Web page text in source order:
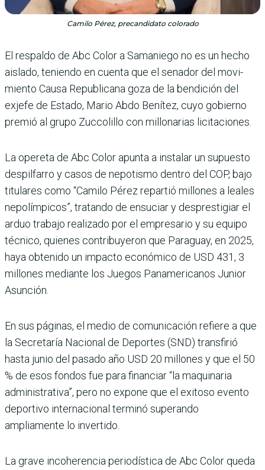
Camilo Pérez, precandidato colorado
El respaldo de Abc Color a Samaniego no es un hecho
aislado, teniendo en cuenta que el senador del movi­
miento Causa Republicana goza de la bendición del
exjefe de Estado, Mario Abdo Bení­tez, cuyo gobierno
premió al grupo Zuccolillo con millo­narias licitaciones.
La opereta de Abc Color apunta a instalar un supuesto
despilfarro y casos de nepotismo den­tro del COP, bajo
titulares como “Camilo Pérez repar­tió millones a leales
nepo­límpicos”, tratando de ensu­ciar y desprestigiar el
arduo trabajo realizado por el empresario y su equipo
téc­nico, quienes contribuyeron que Paraguay, en 2025,
haya obtenido un impacto econó­mico de USD 431, 3
millones mediante los Juegos Pana­mericanos Junior
Asunción.
En sus páginas, el medio de comunicación refiere a que
la Secretaría Nacional de Depor­tes (SND) transfirió
hasta junio del pasado año USD 20 millones y que el 50
% de esos fondos fue para financiar “la maquinaria
administrativa”, pero no expone que el exi­toso evento
deportivo inter­nacional terminó superando
ampliamente lo invertido.
La grave incoherencia perio­dística de Abc Color queda